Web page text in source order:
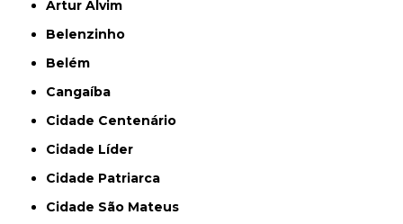
Artur Alvim
Belenzinho
Belém
Cangaíba
Cidade Centenário
Cidade Líder
Cidade Patriarca
Cidade São Mateus